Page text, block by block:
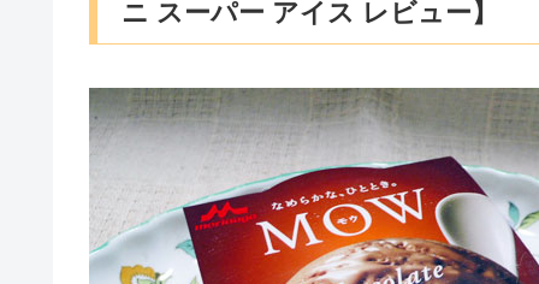
ニ スーパー アイス レビュー】